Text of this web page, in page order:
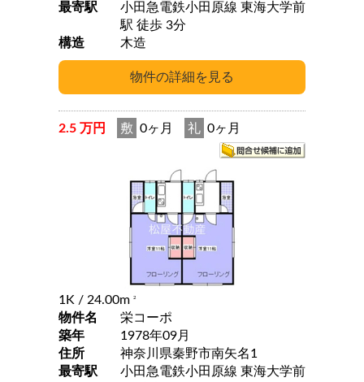
最寄駅
小田急電鉄小田原線 東海大学前
駅 徒歩 3分
構造
木造
2.5 万円 敷 0ヶ月 礼 0ヶ月
1K / 24.00m 2
物件名
栄コーポ
築年
1978年09月
住所
神奈川県秦野市南矢名1
最寄駅
小田急電鉄小田原線 東海大学前